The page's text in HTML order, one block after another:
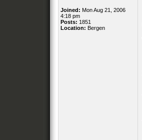
Joined: Mon Aug 21, 2006
4:18 pm
Posts: 1851
Location: Bergen